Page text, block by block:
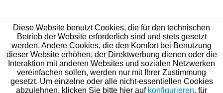
Diese Website benutzt Cookies, die für den technischen
Betrieb der Website erforderlich sind und stets gesetzt
werden. Andere Cookies, die den Komfort bei Benutzung
dieser Website erhöhen, der Direktwerbung dienen oder die
Interaktion mit anderen Websites und sozialen Netzwerken
vereinfachen sollen, werden nur mit Ihrer Zustimmung
gesetzt. Um einzelne oder alle nicht-essentiellen Cookies
abzulehnen, klicken Sie bitte hier auf konfigurieren, für